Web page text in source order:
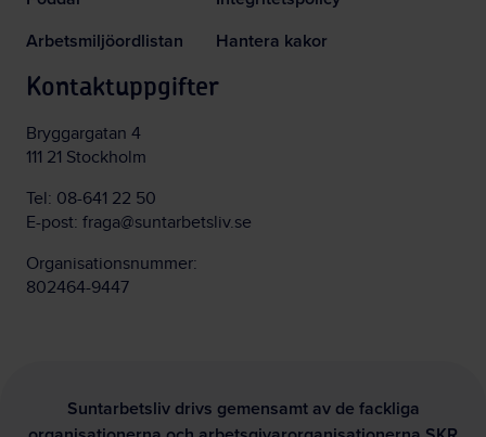
Arbetsmiljöordlistan
Hantera kakor
Kontaktuppgifter
Bryggargatan 4
111 21 Stockholm
Tel: 08-641 22 50
E-post: fraga@suntarbetsliv.se
Organisationsnummer:
802464-9447
Suntarbetsliv drivs gemensamt av de fackliga